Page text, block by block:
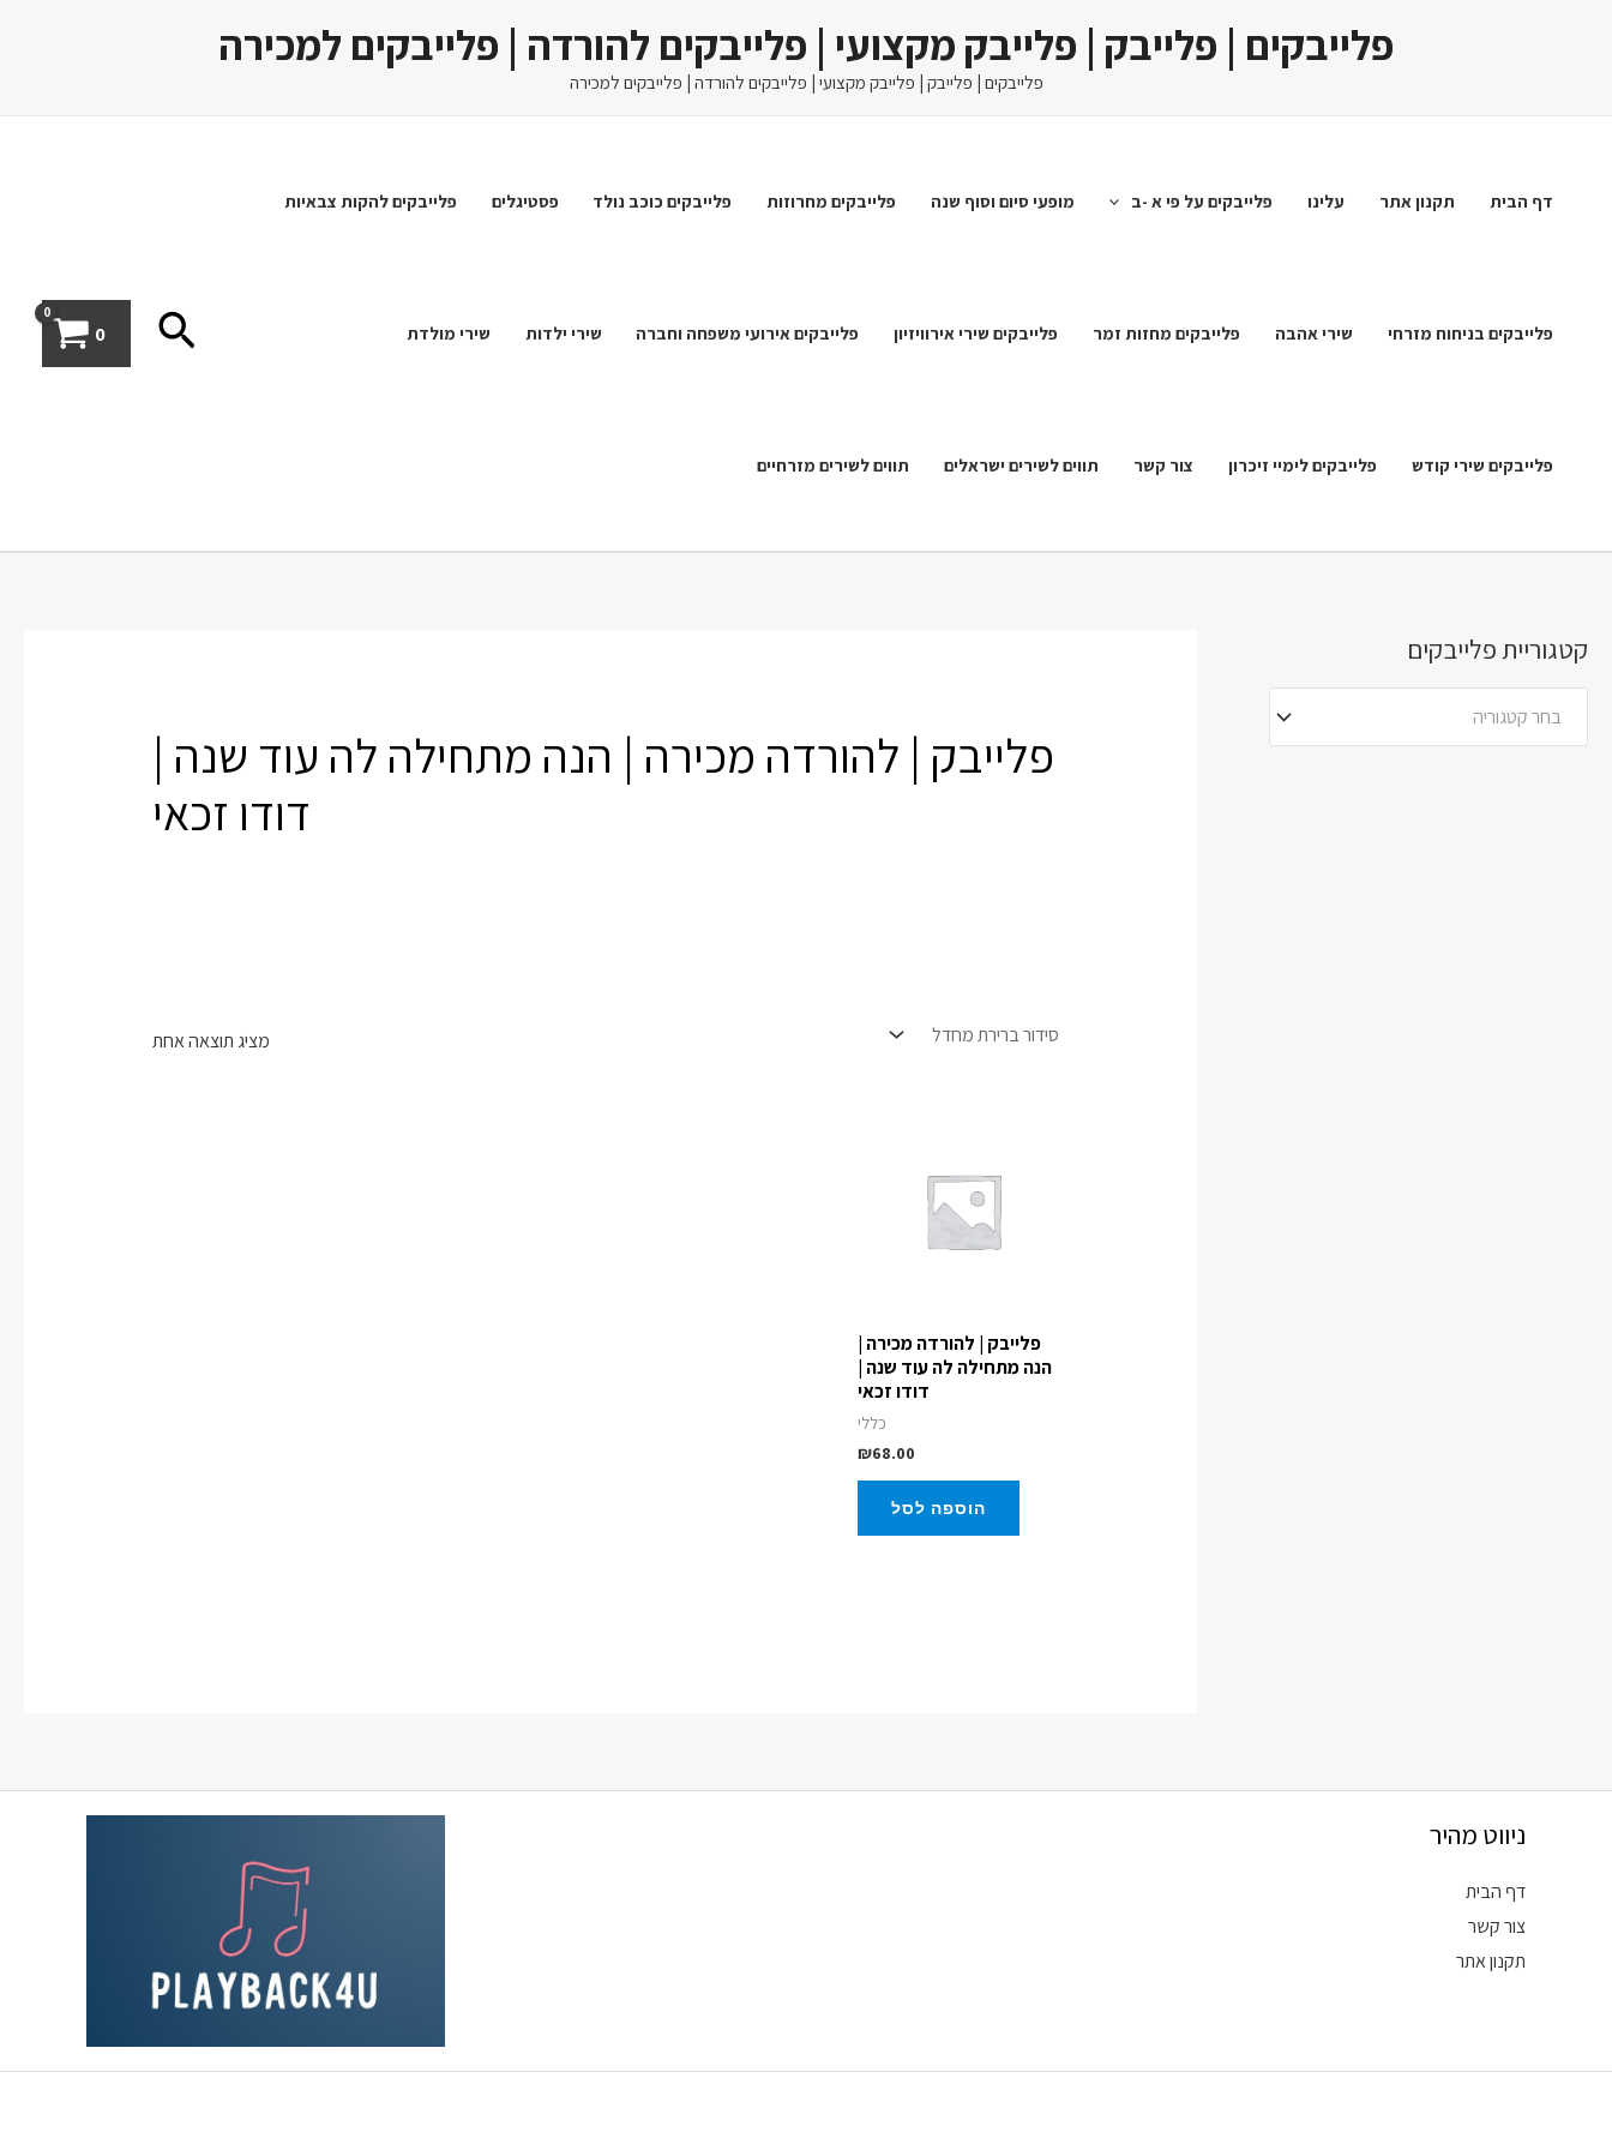
פלייבקים | פלייבק | פלייבק מקצועי | פלייבקים להורדה | פלייבקים למכירה
פלייבקים | פלייבק | פלייבק מקצועי | פלייבקים להורדה | פלייבקים למכירה
דף הבית תקנון אתר עלינו פלייבקים על פי א -ב מופעי סיום וסוף שנה פלייבקים מחרוזות פלייבקים כוכב נולד פסטיגלים פלייבקים להקות צבאיות
פלייבקים בניחוח מזרחי שירי אהבה פלייבקים מחזות זמר פלייבקים שירי אירוויזיון פלייבקים אירועי משפחה וחברה שירי ילדות שירי מולדת
פלייבקים שירי קודש פלייבקים לימיי זיכרון צור קשר תווים לשירים ישראלים תווים לשירים מזרחיים
חיפוש0
קטגוריית פלייבקים
בחר קטגוריה
פלייבק | להורדה מכירה | הנה מתחילה לה עוד שנה |
דודו זכאי
מציג תוצאה אחת
פלייבק | להורדה מכירה |
הנה מתחילה לה עוד שנה |
דודו זכאי
כללי
₪68.00
הוספה לסל
ניווט מהיר
דף הבית
צור קשר
תקנון אתר